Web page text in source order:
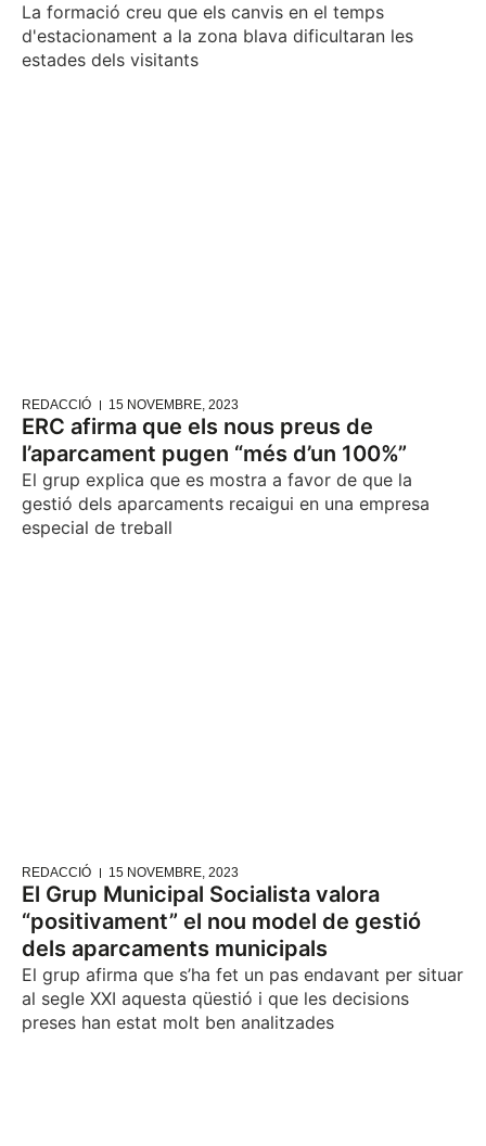
La formació creu que els canvis en el temps
d'estacionament a la zona blava dificultaran les
estades dels visitants
REDACCIÓ 15 NOVEMBRE, 2023
ERC afirma que els nous preus de
l’aparcament pugen “més d’un 100%”
El grup explica que es mostra a favor de que la
gestió dels aparcaments recaigui en una empresa
especial de treball
REDACCIÓ 15 NOVEMBRE, 2023
El Grup Municipal Socialista valora
“positivament” el nou model de gestió
dels aparcaments municipals
El grup afirma que s’ha fet un pas endavant per situar
al segle XXI aquesta qüestió i que les decisions
preses han estat molt ben analitzades